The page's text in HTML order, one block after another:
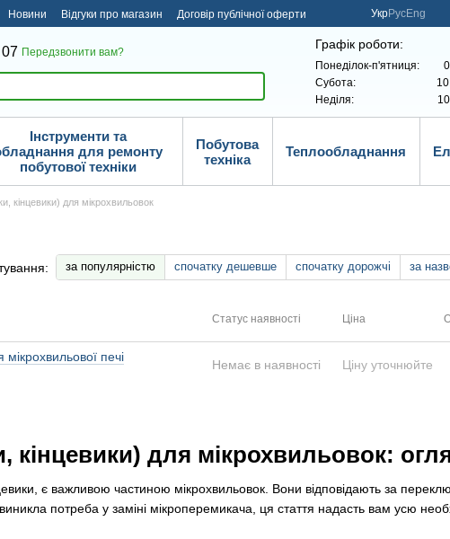
Новини Відгуки про магазин Договір публічної оферти УкрРусEng
Передзвонити вам?
Графік роботи:
Понеділок-п'ятниця:
Субота: 10:00
Неділя: 10:00
Інструменти та
для ремонту
побутової техніки
Побутова
техніка
Теплообладнання
кінцевики) для мікрохвильовок
за популярністю спочатку дешевше спочатку дорожчі за
кінцевики) для мікрохвильовок:
є важливою частиною мікрохвильовок. Вони відповідають за
потреба у заміні мікроперемикача, ця стаття надасть вам усю
Статус наявності Ціна
печі
Немає в наявності Ціну уточнюйте